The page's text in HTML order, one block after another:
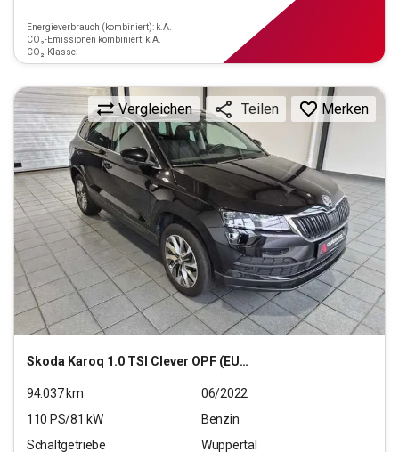
Energieverbrauch (kombiniert): k.A.
CO₂-Emissionen kombiniert: k.A.
CO₂-Klasse:
Skoda Karoq 1.0 TSI Clever OPF (EURO 6d)
Vergleichen Teilen Merken
94.037km
06/2022
110 PS/81 kW
Benzin
Schaltgetriebe
Wuppertal